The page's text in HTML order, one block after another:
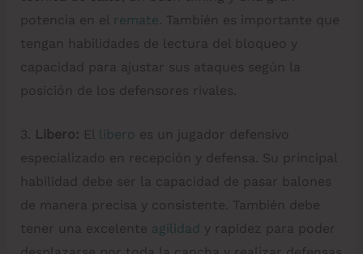
potencia en el
remate . También es importante que
tengan habilidades de lectura del bloqueo y
capacidad para ajustar sus ataques según la
posición de los defensores rivales.
3. Libero: El libero es un jugador defensivo
especializado en recepción y defensa. Su principal
habilidad debe ser la capacidad de pasar balones
de manera precisa y consistente. También debe
tener una excelente agilidad y rapidez para poder